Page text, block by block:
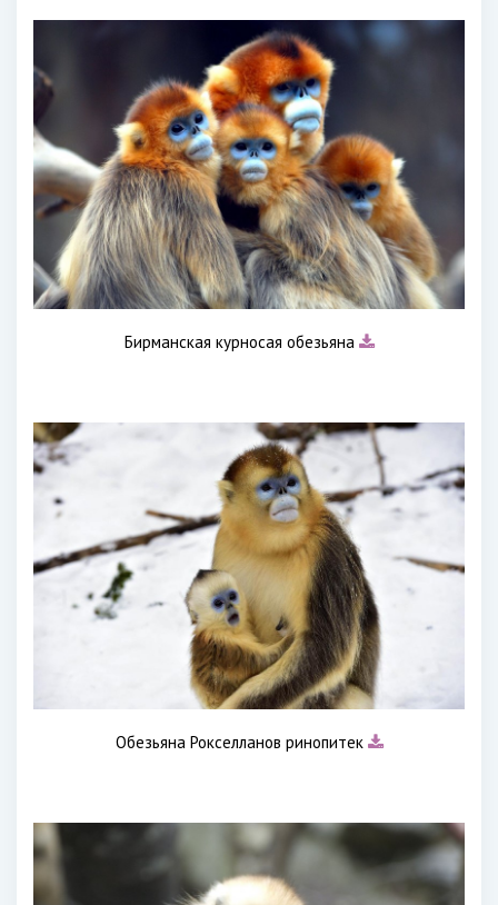
Бирманская курносая обезьяна
Обезьяна Рокселланов ринопитек